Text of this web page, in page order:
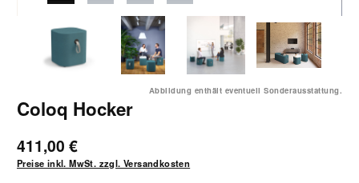
Abbildung enthält eventuell Sonderausstattung.
Coloq Hocker
411,00 €
Preise inkl. MwSt. zzgl. Versandkosten